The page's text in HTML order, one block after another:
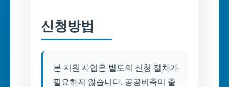
신청방법
본 지원 사업은 별도의 신청 절차가
필요하지 않습니다. 공공비축미 출